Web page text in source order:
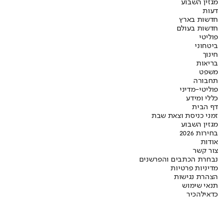
מגזין השבוע
דעות
חדשות בארץ
חדשות בעולם
פוליטי
ביטחוני
חינוך
בריאות
משפט
תחבורה
פוליטי-מדיני
כללי ומידע
דף הבית
זמני כניסת וצאת שבת
מגזין השבוע
בחירות 2026
אודות
צור קשר
נבחרת הכתבים והפרשנים
מדיניות פרטיות
הצהרת נגישות
תנאי שימוש
כדאילהכיר